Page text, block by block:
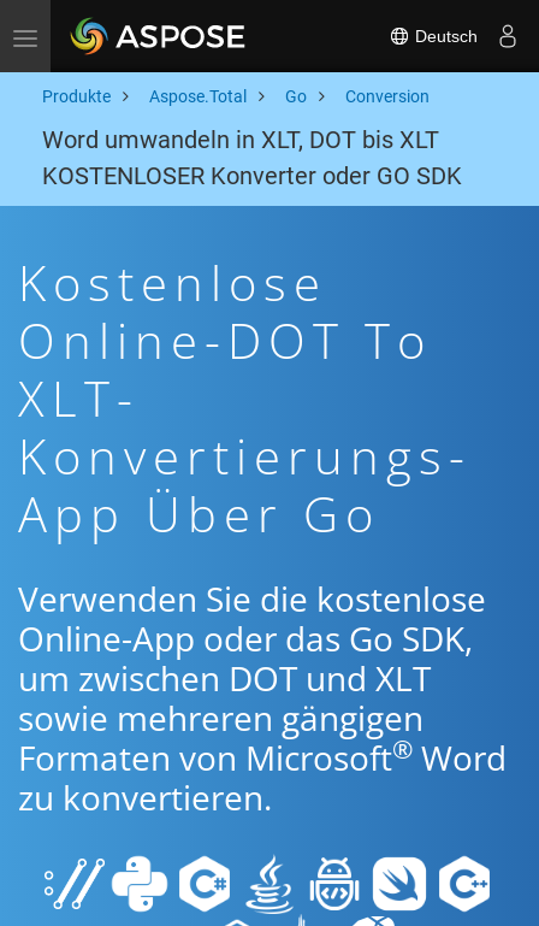
Toggle navigation Deutsch
Produkte Aspose.Total Go Conversion
Word umwandeln in XLT, DOT bis XLT
KOSTENLOSER Konverter oder GO SDK
Kostenlose
Online-DOT To
XLT-
Konvertierungs-
App Über Go
Verwenden Sie die kostenlose
Online-App oder das Go SDK,
um zwischen DOT und XLT
sowie mehreren gängigen
Formaten von Microsoft® Word
zu konvertieren.